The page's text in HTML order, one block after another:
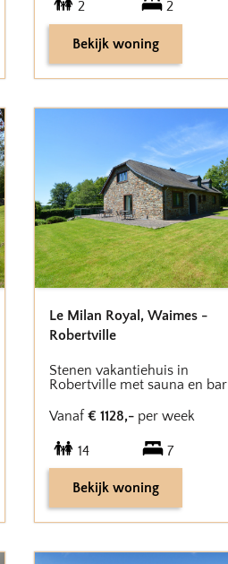
2 2
Bekijk woning
Le Milan Royal , Waimes -
Robertville
Stenen vakantiehuis in
Robertville met sauna en bar
Vanaf € 1128,- per week
14 7
Bekijk woning